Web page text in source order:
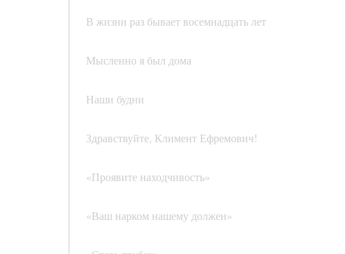
В жизни раз бывает восемнадцать лет
Мысленно я был дома
Наши будни
Здравствуйте, Климент Ефремович!
«Проявите находчивость»
«Ваш нарком нашему должен»